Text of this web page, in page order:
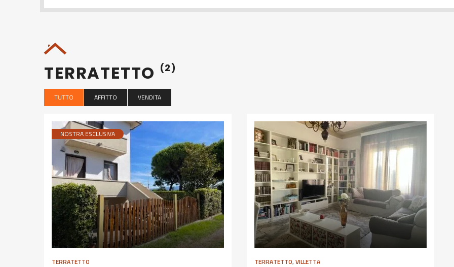
TERRATETTO (2)
TUTTO AFFITTO VENDITA
NOSTRA ESCLUSIVA
TERRATETTO TERRATETTO,VILLETTA